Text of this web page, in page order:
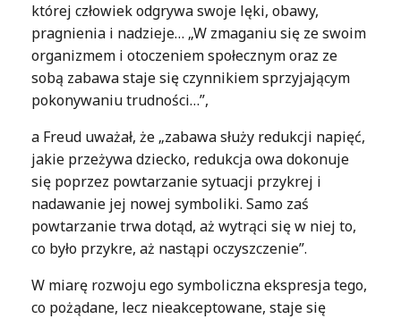
której człowiek odgrywa swoje lęki, obawy,
pragnienia i nadzieje… „W zmaganiu się ze swoim
organizmem i otoczeniem społecznym oraz ze
sobą zabawa staje się czynnikiem sprzyjającym
pokonywaniu trudności…”,
a Freud uważał, że „zabawa służy redukcji napięć,
jakie przeżywa dziecko, redukcja owa dokonuje
się poprzez powtarzanie sytuacji przykrej i
nadawanie jej nowej symboliki. Samo zaś
powtarzanie trwa dotąd, aż wytrąci się w niej to,
co było przykre, aż nastąpi oczyszczenie”.
W miarę rozwoju ego symboliczna ekspresja tego,
co pożądane, lecz nieakceptowane, staje się